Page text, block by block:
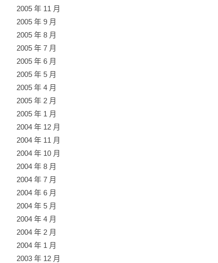
2005 年 11 月
2005 年 9 月
2005 年 8 月
2005 年 7 月
2005 年 6 月
2005 年 5 月
2005 年 4 月
2005 年 2 月
2005 年 1 月
2004 年 12 月
2004 年 11 月
2004 年 10 月
2004 年 8 月
2004 年 7 月
2004 年 6 月
2004 年 5 月
2004 年 4 月
2004 年 2 月
2004 年 1 月
2003 年 12 月